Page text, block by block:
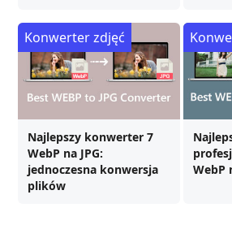
Najlepszy konwerter 7
WebP na JPG:
jednoczesna konwersja
plików
Konwerter zdjęć
WebP